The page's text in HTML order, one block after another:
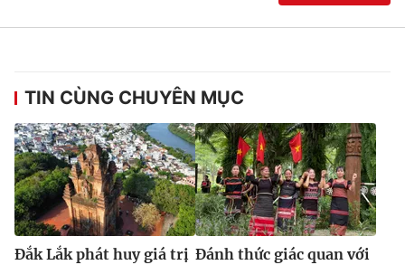
TIN CÙNG CHUYÊN MỤC
Đắk Lắk phát huy giá trị Đánh thức giác quan với